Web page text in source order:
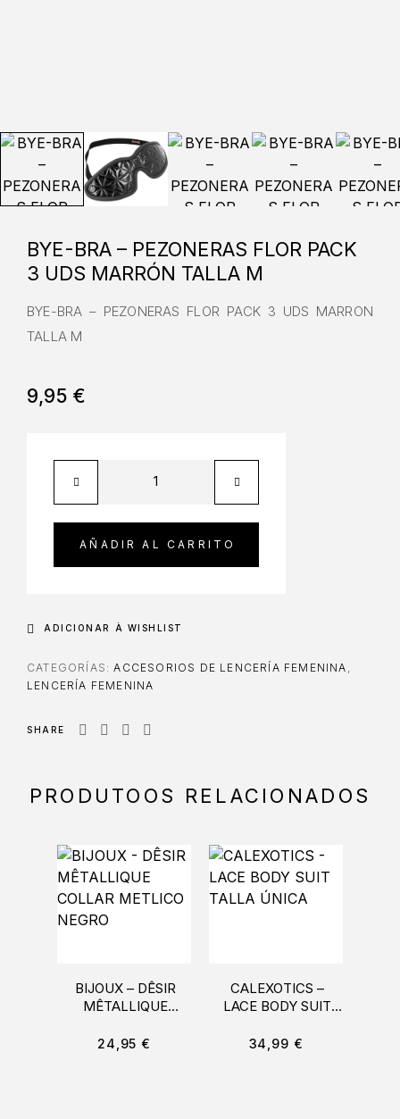
BYE-BRA – PEZONERAS FLOR PACK
3 UDS MARRÓN TALLA M
BYE-BRA – PEZONERAS FLOR PACK 3 UDS MARRON
TALLA M
9,95€
AÑADIR AL CARRITO
ADICIONAR À WISHLIST
CATEGORÍAS:ACCESORIOS DE LENCERÍA FEMENINA
LENCERÍA FEMENINA
SHARE
PRODUTOOS RELACIONADOS
BIJOUX – DÊSIR
MÊTALLIQUE
NEGRO
24,95 €
CALEXOTICS –
LACE BODY SUIT
34,99 €